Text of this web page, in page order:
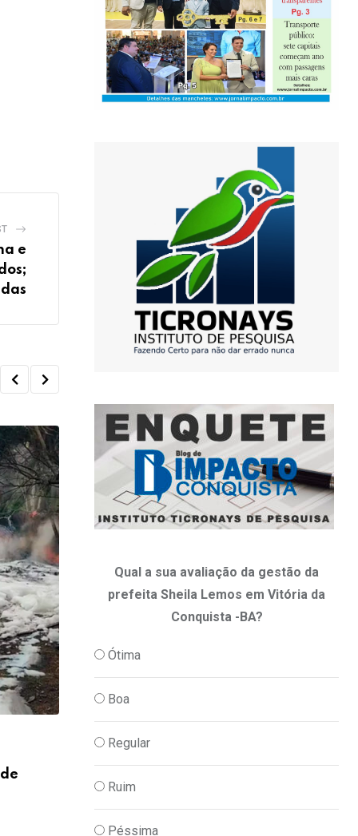
e
JUSTIÇA,POLICIA
Qual a sua avaliação da gestão da
prefeita Sheila Lemos em Vitória da
Conquista -BA?
Ótima
Boa
Regular
Ruim
Péssima